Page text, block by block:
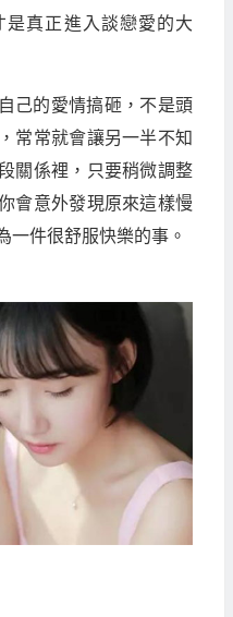
真正進入談戀愛的大
己的愛情搞砸，不是頭
常常就會讓另一半不知
關係裡，只要稍微調整
會意外發現原來這樣慢
一件很舒服快樂的事。